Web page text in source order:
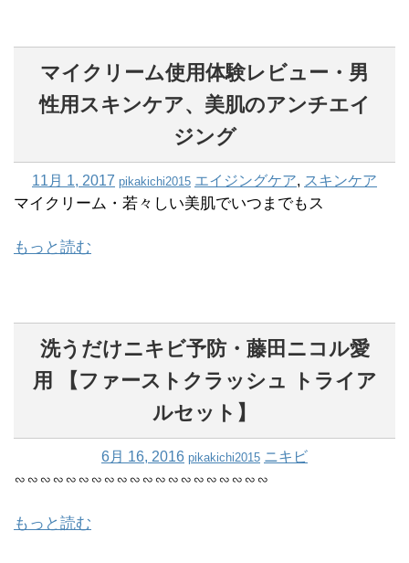
マイクリーム使用体験レビュー・男
性用スキンケア、美肌のアンチエイ
ジング
11月 1, 2017 pikakichi2015 エイジングケア, スキンケア
マイクリーム・若々しい美肌でいつまでもス
もっと読む
洗うだけニキビ予防・藤田ニコル愛
用 【ファーストクラッシュ トライア
ルセット】
6月 16, 2016 pikakichi2015 ニキビ
∽∽∽∽∽∽∽∽∽∽∽∽∽∽∽∽∽∽∽∽
もっと読む